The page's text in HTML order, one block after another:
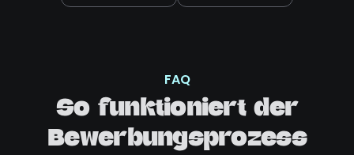
FAQ
So funktioniert der
Bewerbungsprozess